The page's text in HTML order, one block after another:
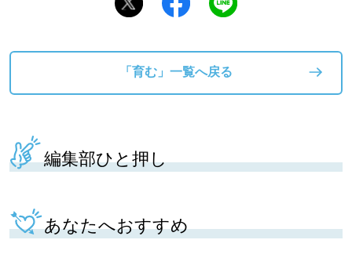
「育む」一覧へ戻る
編集部ひと押し
あなたへおすすめ